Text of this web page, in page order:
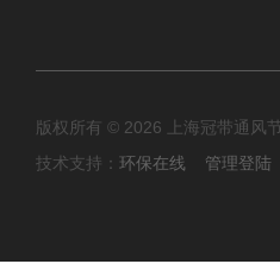
版权所有 © 2026 上海冠带通风
技术支持： 环保在线 管理登陆